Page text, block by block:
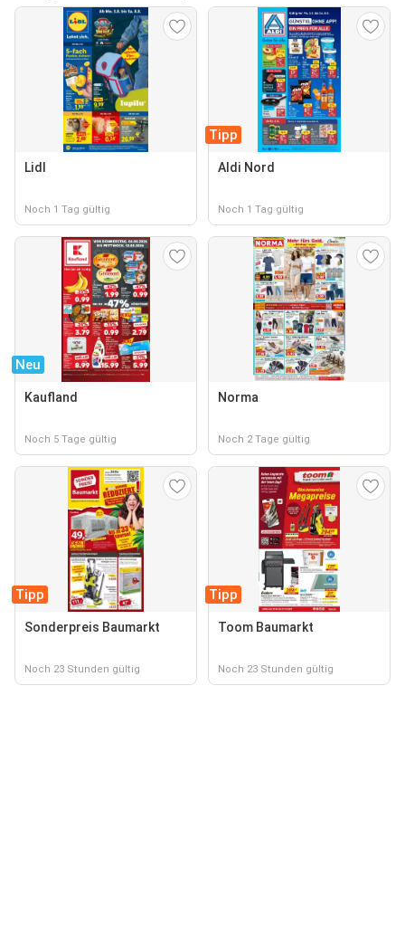
Lidl
Noch 1 Tag gültig
Tipp
Aldi Nord
Noch 1 Tag gültig
Neu
Kaufland
Noch 5 Tage gültig
Norma
Noch 2 Tage gültig
Tipp
Sonderpreis Baumarkt
Noch 23 Stunden gültig
Tipp
Toom Baumarkt
Noch 23 Stunden gültig